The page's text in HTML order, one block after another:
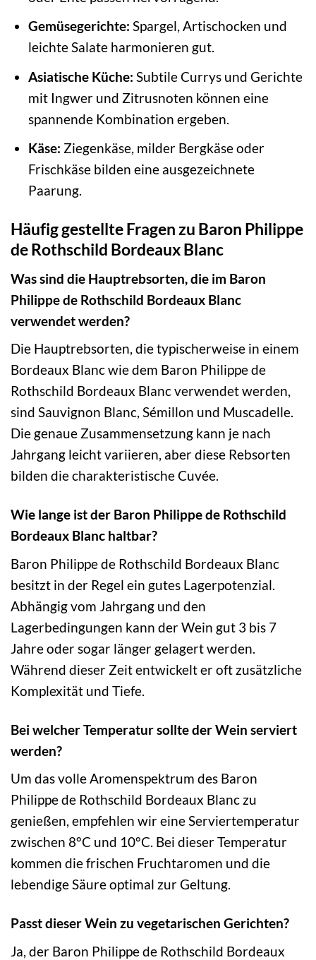
Gemüsegerichte: Spargel, Artischocken und
leichte Salate harmonieren gut.
Asiatische Küche: Subtile Currys und Gerichte
mit Ingwer und Zitrusnoten können eine
spannende Kombination ergeben.
Käse: Ziegenkäse, milder Bergkäse oder
Frischkäse bilden eine ausgezeichnete
Paarung.
Häufig gestellte Fragen zu Baron Philippe
de Rothschild Bordeaux Blanc
Was sind die Hauptrebsorten, die im Baron
Philippe de Rothschild Bordeaux Blanc
verwendet werden?
Die Hauptrebsorten, die typischerweise in einem
Bordeaux Blanc wie dem Baron Philippe de
Rothschild Bordeaux Blanc verwendet werden,
sind Sauvignon Blanc, Sémillon und Muscadelle.
Die genaue Zusammensetzung kann je nach
Jahrgang leicht variieren, aber diese Rebsorten
bilden die charakteristische Cuvée.
Wie lange ist der Baron Philippe de Rothschild
Bordeaux Blanc haltbar?
Baron Philippe de Rothschild Bordeaux Blanc
besitzt in der Regel ein gutes Lagerpotenzial.
Abhängig vom Jahrgang und den
Lagerbedingungen kann der Wein gut 3 bis 7
Jahre oder sogar länger gelagert werden.
Während dieser Zeit entwickelt er oft zusätzliche
Komplexität und Tiefe.
Bei welcher Temperatur sollte der Wein serviert
werden?
Um das volle Aromenspektrum des Baron
Philippe de Rothschild Bordeaux Blanc zu
genießen, empfehlen wir eine Serviertemperatur
zwischen 8°C und 10°C. Bei dieser Temperatur
kommen die frischen Fruchtaromen und die
lebendige Säure optimal zur Geltung.
Passt dieser Wein zu vegetarischen Gerichten?
Ja, der Baron Philippe de Rothschild Bordeaux